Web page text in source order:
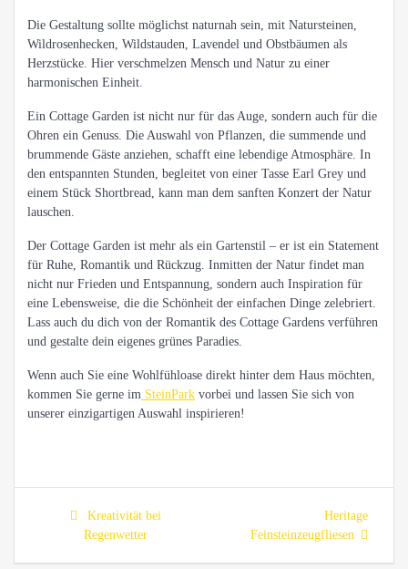
Die Gestaltung sollte möglichst naturnah sein, mit Natursteinen,
Wildrosenhecken, Wildstauden, Lavendel und Obstbäumen als
Herzstücke. Hier verschmelzen Mensch und Natur zu einer
harmonischen Einheit.
Ein Cottage Garden ist nicht nur für das Auge, sondern auch für die
Ohren ein Genuss. Die Auswahl von Pflanzen, die summende und
brummende Gäste anziehen, schafft eine lebendige Atmosphäre. In
den entspannten Stunden, begleitet von einer Tasse Earl Grey und
einem Stück Shortbread, kann man dem sanften Konzert der Natur
lauschen.
Der Cottage Garden ist mehr als ein Gartenstil – er ist ein Statement
für Ruhe, Romantik und Rückzug. Inmitten der Natur findet man
nicht nur Frieden und Entspannung, sondern auch Inspiration für
eine Lebensweise, die die Schönheit der einfachen Dinge zelebriert.
Lass auch du dich von der Romantik des Cottage Gardens verführen
und gestalte dein eigenes grünes Paradies.
Wenn auch Sie eine Wohlfühloase direkt hinter dem Haus möchten,
kommen Sie gerne im SteinPark vorbei und lassen Sie sich von
unserer einzigartigen Auswahl inspirieren!
Beitragsnavigation
Previous
post:
Kreativität bei
Regenwetter
Next
post:
Heritage
Feinsteinzeugfliesen